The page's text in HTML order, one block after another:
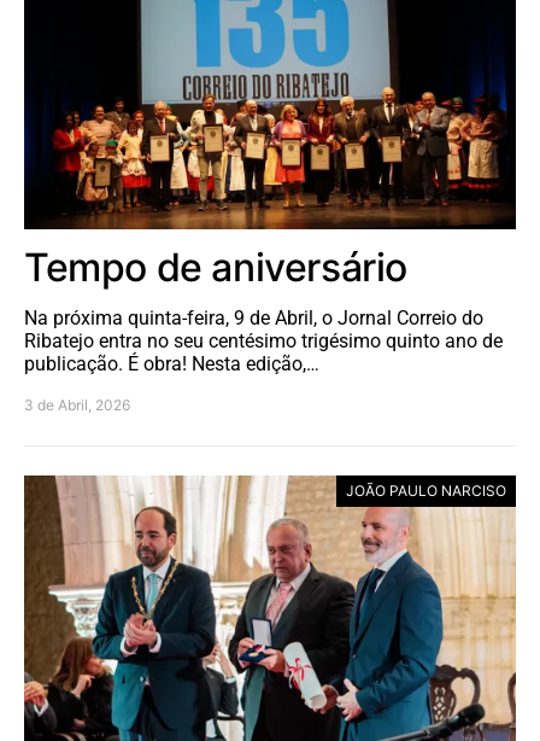
Tempo de aniversário
Na próxima quinta-feira, 9 de Abril, o Jornal Correio do
Ribatejo entra no seu centésimo trigésimo quinto ano de
publicação. É obra! Nesta edição,…
3 de Abril, 2026
JOÃO PAULO NARCISO